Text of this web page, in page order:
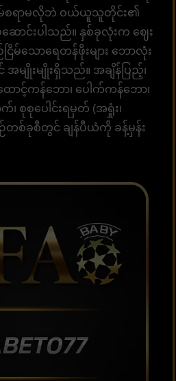
မ်စရာမလိုဘဲ ဝယ်ယူသူတိုင်း၏
ာင်းပါသည်။ နှစ်ခုလုံးက ဈေး
မ်သောရေတန်ဖိုးများ ဘောလုံး
မျိုးမျိုးရှိသည်။ အချိန်ပြည့်၊
ောင့်ကန်ဘော၊ ပေါက်ကန်ဘော၊
စုစုပေါင်းရမှတ် (အရှုံး၊
တစ်ခုစီတွင် ချန်ပီယံကို ခန့်မှန်း